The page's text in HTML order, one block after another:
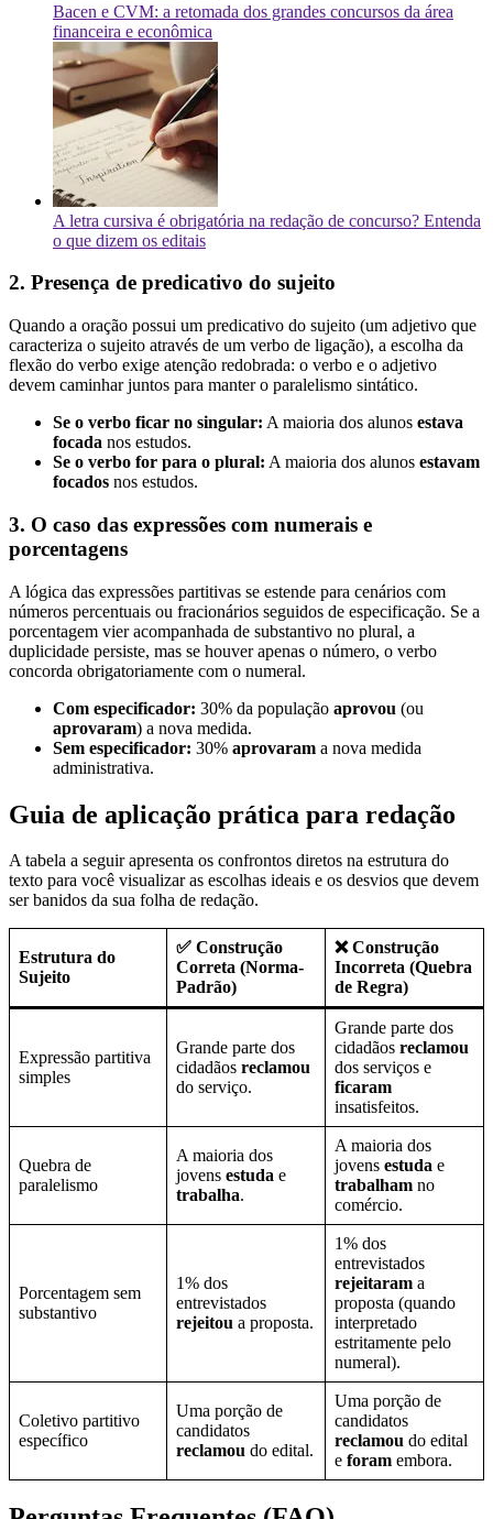
Bacen e CVM: a retomada dos grandes concursos da área
financeira e econômica
A letra cursiva é obrigatória na redação de concurso? Entenda
o que dizem os editais
2. Presença de predicativo do sujeito
Quando a oração possui um predicativo do sujeito (um adjetivo que
caracteriza o sujeito através de um verbo de ligação), a escolha da
flexão do verbo exige atenção redobrada: o verbo e o adjetivo
devem caminhar juntos para manter o paralelismo sintático.
Se o verbo ficar no singular: A maioria dos alunos estava
focada nos estudos.
Se o verbo for para o plural: A maioria dos alunos estavam
focados nos estudos.
3. O caso das expressões com numerais e
porcentagens
A lógica das expressões partitivas se estende para cenários com
números percentuais ou fracionários seguidos de especificação. Se a
porcentagem vier acompanhada de substantivo no plural, a
duplicidade persiste, mas se houver apenas o número, o verbo
concorda obrigatoriamente com o numeral.
Com especificador: 30% da população aprovou (ou
aprovaram) a nova medida.
Sem especificador: 30% aprovaram a nova medida
administrativa.
Guia de aplicação prática para redação
A tabela a seguir apresenta os confrontos diretos na estrutura do
texto para você visualizar as escolhas ideais e os desvios que devem
ser banidos da sua folha de redação.
Estrutura do
Sujeito
✅ Construção
Correta (Norma-
Padrão)
❌ Construção
Incorreta (Quebra
de Regra)
Expressão partitiva
simples
Grande parte dos
cidadãos reclamou
do serviço.
Grande parte dos
cidadãos reclamou
dos serviços e
ficaram
insatisfeitos.
Quebra de
paralelismo
A maioria dos
jovens estuda e
trabalha.
A maioria dos
jovens estuda e
trabalham no
comércio.
Porcentagem sem
substantivo
1% dos
entrevistados
rejeitou a proposta.
1% dos
entrevistados
rejeitaram a
proposta (quando
interpretado
estritamente pelo
numeral).
Coletivo partitivo
específico
Uma porção de
candidatos
reclamou do edital.
Uma porção de
candidatos
reclamou do edital
e foram embora.